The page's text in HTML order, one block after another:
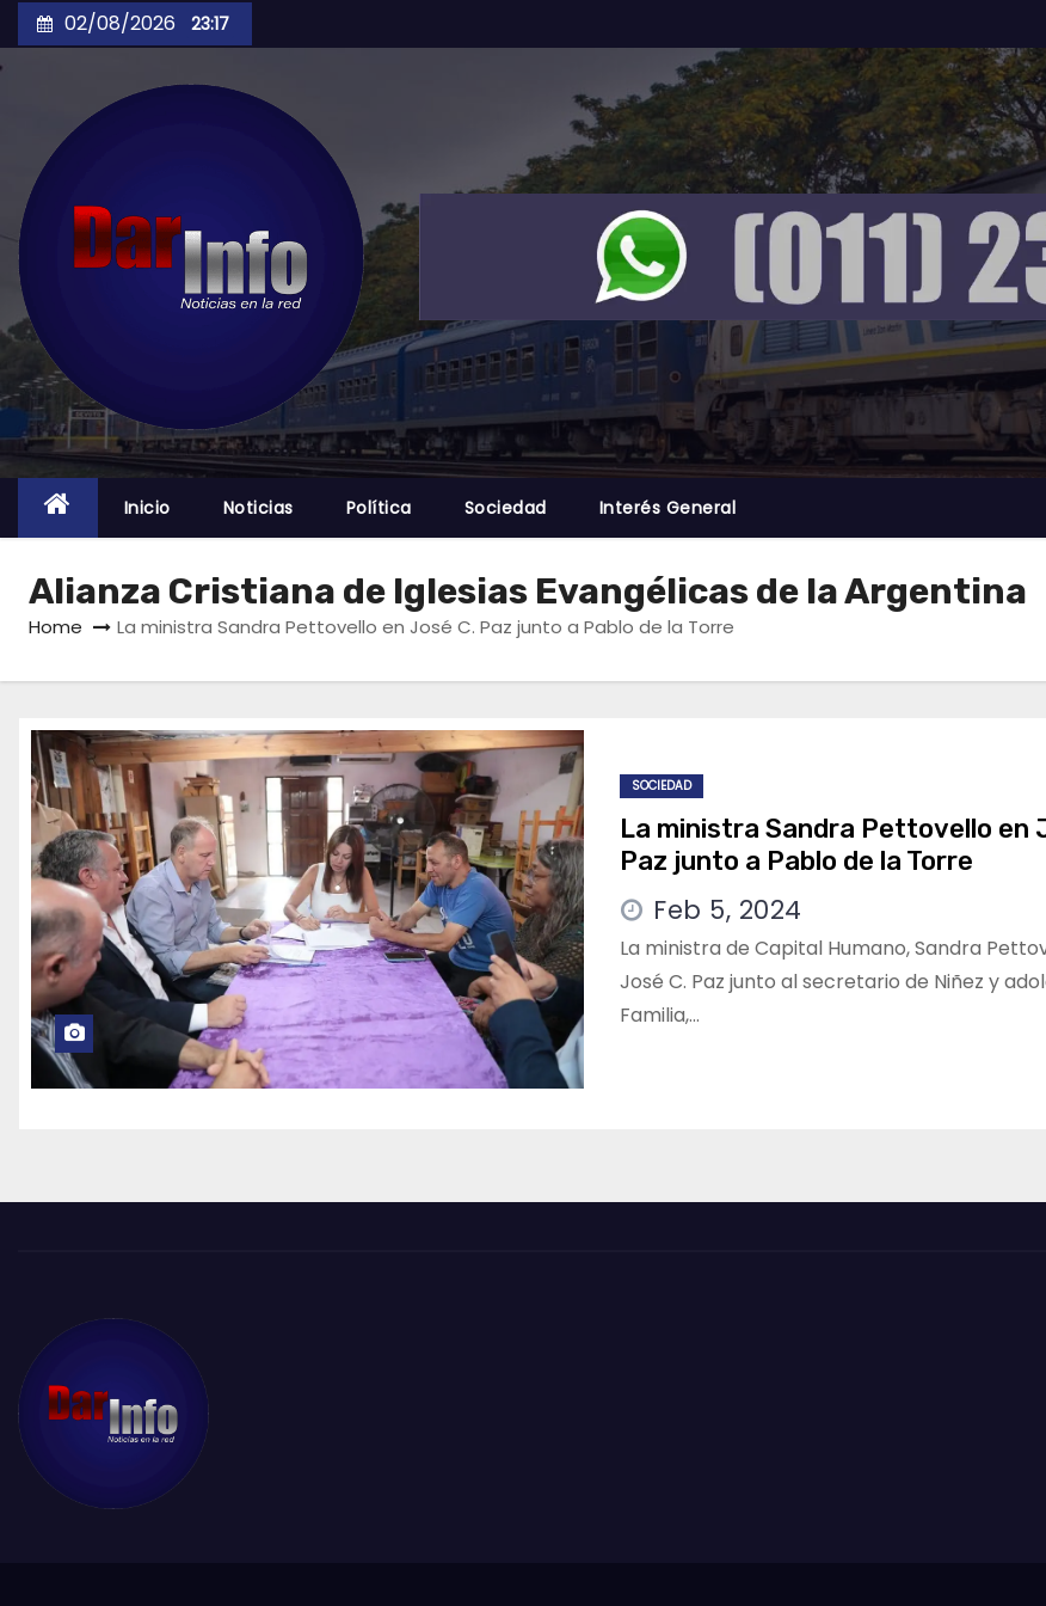
to
02/08/2026 23:17
Inicio Noticias Política Sociedad Interés General
Alianza Cristiana de Iglesias Evangélicas de la Argentina
Home La ministra Sandra Pettovello en José C. Paz junto a Pablo de la Torre
SOCIEDAD
La ministra Sandra Pettovello en
Paz junto a Pablo de la Torre
Feb 5, 2024
La ministra de Capital Humano, Sandra
José C. Paz junto al secretario de Niñez y
Familia,…